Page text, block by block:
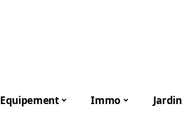
Equipement Immo Jardin